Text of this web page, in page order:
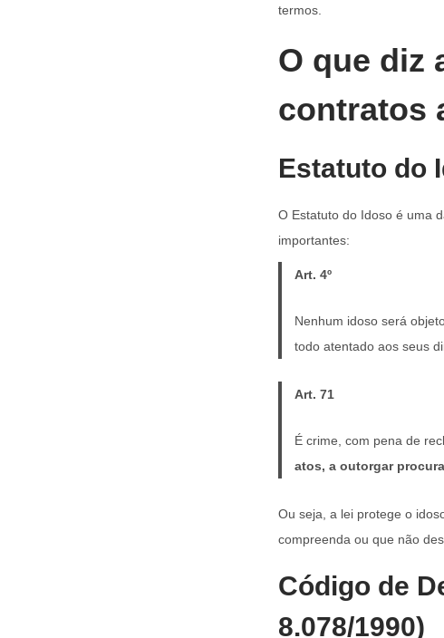
termos.
O que diz
contratos
Estatuto do
O Estatuto do Idoso é uma
importantes:
Art. 4º
Nenhum idoso será
todo atentado aos seus
Art. 71
É crime, com pena de
atos, a outorgar
Ou seja, a lei protege o
compreenda ou que não
Código de
8.078/1990)